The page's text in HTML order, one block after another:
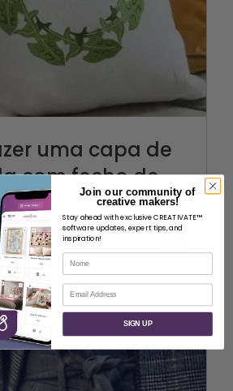
uma capa de
com fecho de
Mikael Svensson
Join our community of
creative makers!
Stay ahead with exclusive CREATIVATE™
software updates, expert tips, and
inspiration!
Nome
Correio eletrónico
SIGN UP